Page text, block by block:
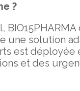
?
une solution
est déployée
et des